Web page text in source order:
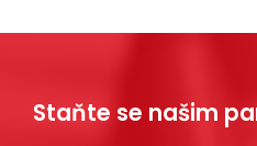
Staňte se našim